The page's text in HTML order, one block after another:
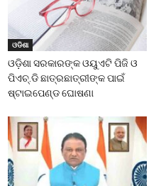
ଓଡିଶା
ଓଡ଼ିଶା ସରକାରଙ୍କ ଓୟୁଏଟି ପିଜି ଓ
ପିଏଚ୍.ଡି ଛାତ୍ରଛାତ୍ରୀଙ୍କ ପାଇଁ
ଷ୍ଟାଇପେଣ୍ଡ ଘୋଷଣା